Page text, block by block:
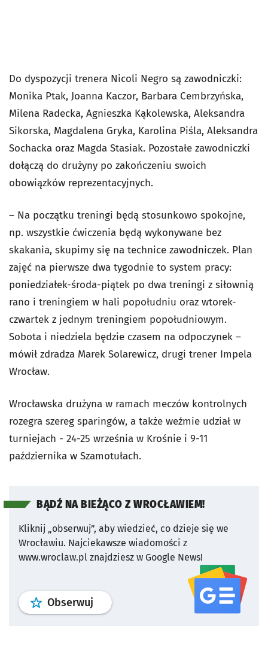
Do dyspozycji trenera Nicoli Negro są zawodniczki:
Monika Ptak, Joanna Kaczor, Barbara Cembrzyńska,
Milena Radecka, Agnieszka Kąkolewska, Aleksandra
Sikorska, Magdalena Gryka, Karolina Piśla, Aleksandra
Sochacka oraz Magda Stasiak. Pozostałe zawodniczki
dołączą do drużyny po zakończeniu swoich
obowiązków reprezentacyjnych.
– Na początku treningi będą stosunkowo spokojne,
np. wszystkie ćwiczenia będą wykonywane bez
skakania, skupimy się na technice zawodniczek. Plan
zajęć na pierwsze dwa tygodnie to system pracy:
poniedziałek-środa-piątek po dwa treningi z siłownią
rano i treningiem w hali popołudniu oraz wtorek-
czwartek z jednym treningiem popołudniowym.
Sobota i niedziela będzie czasem na odpoczynek –
mówił zdradza Marek Solarewicz, drugi trener Impela
Wrocław.
Wrocławska drużyna w ramach meczów kontrolnych
rozegra szereg sparingów, a także weźmie udział w
turniejach - 24-25 września w Krośnie i 9-11
października w Szamotułach.
BĄDŹ NA BIEŻĄCO Z WROCŁAWIEM!
Kliknij „obserwuj”, aby wiedzieć, co dzieje się we
Wrocławiu. Najciekawsze wiadomości z
www.wroclaw.pl znajdziesz w Google News!
Obserwuj profil serwisu